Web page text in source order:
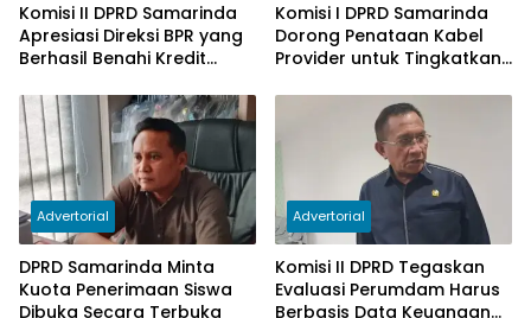
Komisi II DPRD Samarinda
Apresiasi Direksi BPR yang
Berhasil Benahi Kredit
Komisi I DPRD Samarinda
Dorong Penataan Kabel
Provider untuk Tingkatkan
Advertorial
DPRD Samarinda Minta
Kuota Penerimaan Siswa
Dibuka Secara Terbuka
Advertorial
Komisi II DPRD Tegaskan
Evaluasi Perumdam Harus
Berbasis Data Keuangan